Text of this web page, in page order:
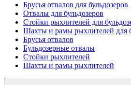
Брусья отвалов для бульдозеров
Отвалы для бульдозеров
Стойки рыхлителей для
Шахты и рамы рыхлителей для
Брусья отвалов
Бульдозерные отвалы
Стойки рыхлителей
Шахты и рамы рыхлителей